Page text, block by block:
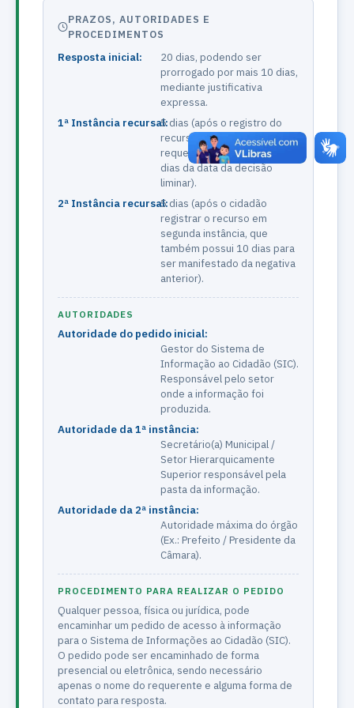
PRAZOS, AUTORIDADES E
PROCEDIMENTOS
Resposta inicial:
20 dias, podendo ser
prorrogado por mais 10 dias,
mediante justificativa
expressa.
1ª Instância recursal:5 dias (após o registro do
recurso aberto pelo
requerente no prazo de 10
dias da data da decisão
liminar).
2ª Instância recursal:5 dias (após o cidadão
registrar o recurso em
segunda instância, que
também possui 10 dias para
ser manifestado da negativa
anterior).
AUTORIDADES
Autoridade do pedido inicial:
Gestor do Sistema de
Informação ao Cidadão (SIC).
Responsável pelo setor
onde a informação foi
produzida.
Autoridade da 1ª instância:
Secretário(a) Municipal /
Setor Hierarquicamente
Superior responsável pela
pasta da informação.
Autoridade da 2ª instância:
Autoridade máxima do órgão
(Ex.: Prefeito / Presidente da
Câmara).
PROCEDIMENTO PARA REALIZAR O PEDIDO
Qualquer pessoa, física ou jurídica, pode
encaminhar um pedido de acesso à informação
para o Sistema de Informações ao Cidadão (SIC).
O pedido pode ser encaminhado de forma
presencial ou eletrônica, sendo necessário
apenas o nome do requerente e alguma forma de
contato para resposta.